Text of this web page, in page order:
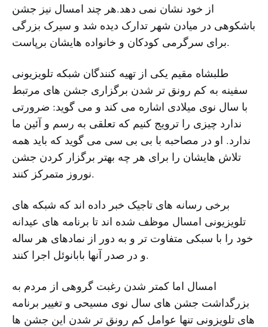
از خود نشان نمی دهد.هر چند امسال نیز جشن
باشکوهی در میادن شهر تدارک دیده شد و سیرک بزرگی
برای سرگرمی کودکان و خانواده هایشان برپاست.
طلبشاه مقیم یکی از تهیه کنندگان شبکه تلویزیونی
سفینه به کم رونق تر شدن برگزاری جشن های مرتبط
با سال نوی میلادی اشاره می کند و می گوید: ضرورتی
ندارد چیزی را ترویج کنیم که تعلقی به رسم و آئین ما
ندارد. او در مصاحبه با بی بی سی می گوید که باید همه
تلاش هایشان را برای هر چه بهتر برگزار کردن جشن
نوروز متمرکز کنند.
برخی رسانه های تاجیک خبر داده اند که شبکه های
تلویزیونی امسال موظف شده اند تا برنامه های عیدانه
خود را با سبکی متفاوت تر و به دور از نمادهای هر ساله
و در صدر آنها بابانوئل اجرا کنند.
امسال اما کمتر شدن رغبت گروهی از مردم به
بزرگداشت جشن های سال نوی مسیحی و تغییر برنامه
های تلویزونی تنها عوامل کم رونق تر شدن این جشن ها